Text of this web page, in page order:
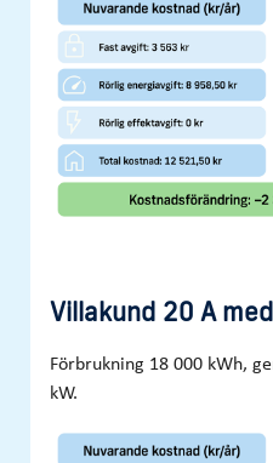
Villakund 20 A
Förbrukning 18 000 kWh,
kW.